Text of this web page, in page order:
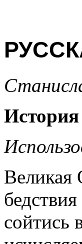
Великая
сойтись